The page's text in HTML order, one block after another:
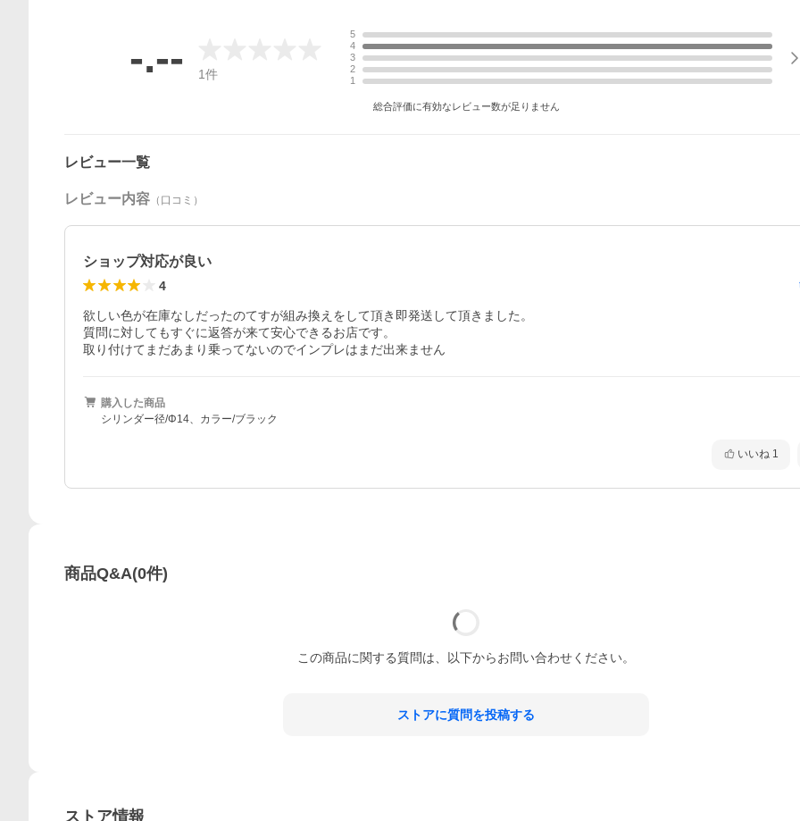
-.-- 1件
5
4
3
2
1
総合評価に有効なレビュー数が足りません
レビュー一覧
レビュー内容 （口コミ）
ショップ対応が良い
4
欲しい色が在庫なしだったのてすが組み換えをして頂き即発送して頂きました。
質問に対してもすぐに返答が来て安心できるお店です。
取り付けてまだあまり乗ってないのでインプレはまだ出来ません
購入した商品
シリンダー径/Φ14、カラー/ブラック
いいね 1
商品Q&A(0件)
この商品に関する質問は、以下からお問い合わせください。
ストアに質問を投稿する
ストア情報